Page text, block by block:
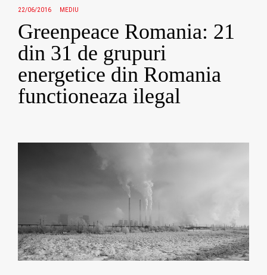
22/06/2016 MEDIU
Greenpeace Romania: 21
din 31 de grupuri
energetice din Romania
functioneaza ilegal